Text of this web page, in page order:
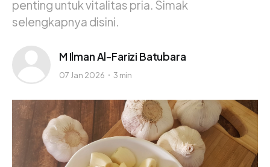
penting untuk vitalitas pria. Simak
selengkapnya disini.
M Ilman Al-Farizi Batubara
07 Jan 2026 3 min